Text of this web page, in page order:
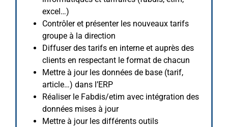
excel…)
Contrôler et présenter les nouveaux tarifs
groupe à la direction
Diffuser des tarifs en interne et auprès des
clients en respectant le format de chacun
Mettre à jour les données de base (tarif,
article…) dans l’ERP
Réaliser le Fabdis/etim avec intégration des
données mises à jour
Mettre à jour les différents outils